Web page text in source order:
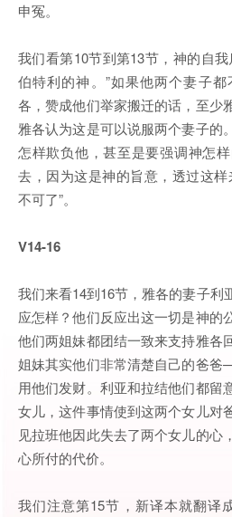
申冤。
我们看第10节到第13节，神的自
伯特利的神。”如果他两个妻子
各，赞成他们举家搬迁的话，至少
雅各认为这是可以说服两个妻子的
怎样欺负他，甚至是要强调神怎
去，因为这是神的旨意，透过这
不可了”。
V14-16
我们来看14到16节，雅各的妻子利
应怎样？他们反应出这一切是神的
他们两姐妹都团结一致来支持雅各
姐妹其实他们非常清楚自己的爸
用他们发财。利亚和拉结他们都留
女儿，这件事情使到这两个女儿对
见拉班他因此失去了两个女儿的心
心所付的代价。
我们注意第15节，新译本就翻译